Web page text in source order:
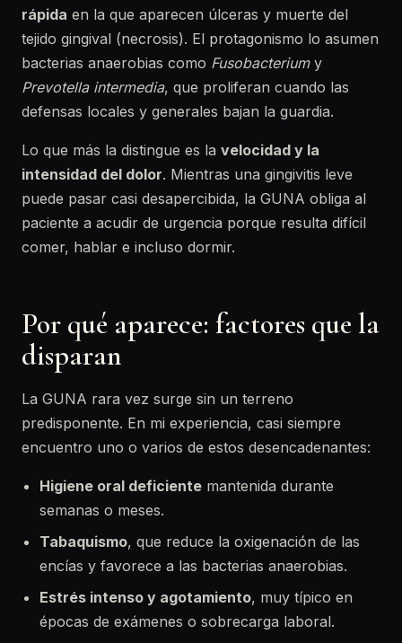
rápida en la que aparecen úlceras y muerte del
tejido gingival (necrosis). El protagonismo lo asumen
bacterias anaerobias como Fusobacteriumy
Prevotella intermedia, que proliferan cuando las
defensas locales y generales bajan la guardia.
Lo que más la distingue es la velocidad y la
intensidad del dolor. Mientras una gingivitis leve
puede pasar casi desapercibida, la GUNA obliga al
paciente a acudir de urgencia porque resulta difícil
comer, hablar e incluso dormir.
Por qué aparece: factores que la
disparan
La GUNA rara vez surge sin un terreno
predisponente. En mi experiencia, casi siempre
encuentro uno o varios de estos desencadenantes:
Higiene oral deficiente mantenida durante
semanas o meses.
Tabaquismo, que reduce la oxigenación de las
encías y favorece a las bacterias anaerobias.
Estrés intenso y agotamiento, muy típico en
épocas de exámenes o sobrecarga laboral.